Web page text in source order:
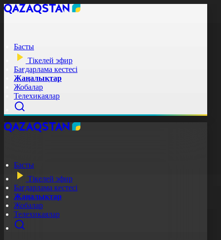
Басты
Тікелей эфир
Бағдарлама кестесі
Жаңалықтар
Жобалар
Телехикаялар
Басты
Тікелей эфир
Бағдарлама кестесі
Жаңалықтар
Жобалар
Телехикаялар